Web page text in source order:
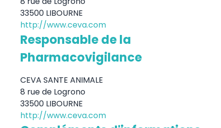
33500 LIBOURNE
http://www.ceva.com
Responsable de la
Pharmacovigilance
CEVA SANTE ANIMALE
8 rue de Logrono
33500 LIBOURNE
http://www.ceva.com